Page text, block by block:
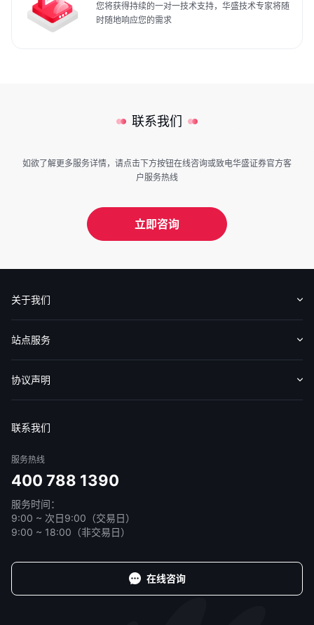
您将获得持续的一对一技术支持，华盛技术专家将随
时随地响应您的需求
联系我们
如欲了解更多服务详情，请点击下方按钮在线咨询或致电华盛证券官方客
户服务热线
立即咨询
关于我们
认识华盛
媒体报导
意见反馈
站点服务
收费标准
交易工具
帮助中心
协议声明
联系我们
服务热线
400 788 1390
服务时间：
9:00 ~ 次日9:00（交易日）
9:00 ~ 18:00（非交易日）
在线咨询